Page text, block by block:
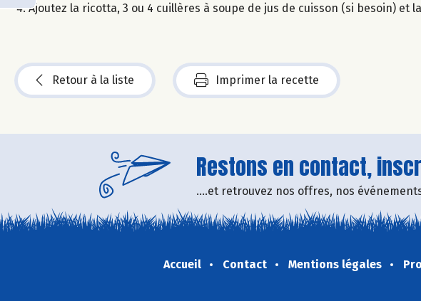
Ajoutez la ricotta, 3 ou 4 cuillères à soupe de jus de cuisson (si besoin) et
Retour à la liste Imprimer la recette
Restons en contact,
....et retrouvez nos offres, nos
Accueil Contact Mentions légales